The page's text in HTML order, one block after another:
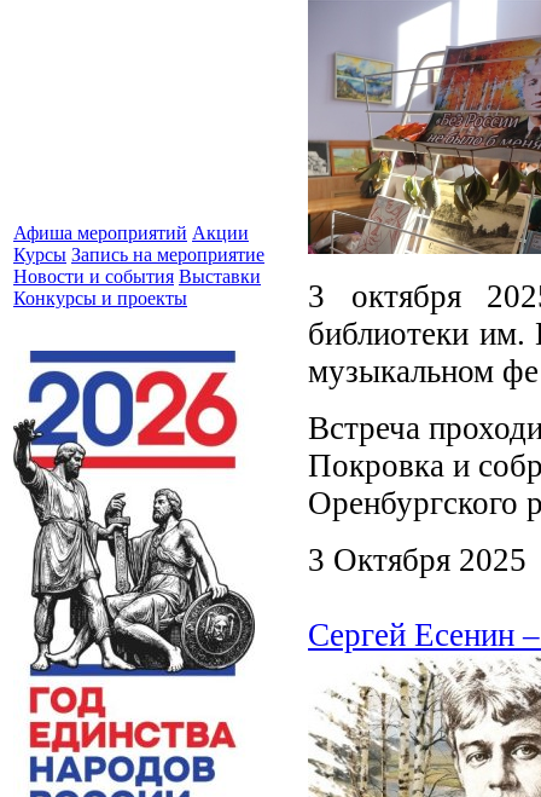
Афиша мероприятий Акции
Курсы Запись на мероприятие
Новости и события Выставки
Конкурсы и проекты
3 октября
библиотеки им.
музыкальном
Встреча
Покровка и
Оренбургского
3 Октября 2025
Сергей Есенин